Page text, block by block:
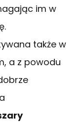
im w
także w
a z powodu